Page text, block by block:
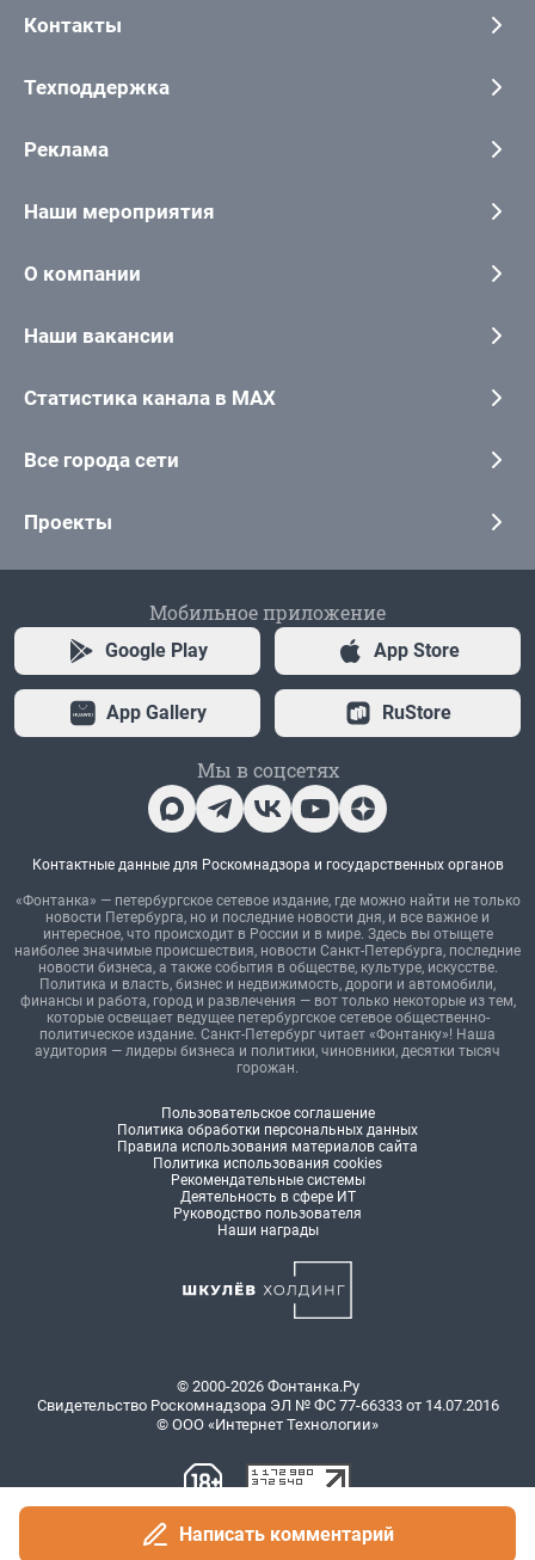
Контакты
Техподдержка
Реклама
Наши мероприятия
О компании
Наши вакансии
Статистика канала в MAX
Все города сети
Проекты
Мобильное приложение
Google Play App Store
App Gallery RuStore
Мы в соцсетях
Контактные данные для Роскомнадзора и государственных органов
«Фонтанка» — петербургское сетевое издание, где можно найти не только
новости Петербурга, но и последние новости дня, и все важное и
интересное, что происходит в России и в мире. Здесь вы отыщете
наиболее значимые происшествия, новости Санкт-Петербурга, последние
новости бизнеса, а также события в обществе, культуре, искусстве.
Политика и власть, бизнес и недвижимость, дороги и автомобили,
финансы и работа, город и развлечения — вот только некоторые из тем,
которые освещает ведущее петербургское сетевое общественно-
политическое издание. Санкт-Петербург читает «Фонтанку»! Наша
аудитория — лидеры бизнеса и политики, чиновники, десятки тысяч
горожан.
Пользовательское соглашение
Политика обработки персональных данных
Правила использования материалов сайта
Политика использования cookies
Рекомендательные системы
Деятельность в сфере ИТ
Руководство пользователя
Наши награды
© 2000-2026 Фонтанка.Ру
Свидетельство Роскомнадзора ЭЛ № ФС 77-66333 от 14.07.2016
© ООО «Интернет Технологии»
Написать комментарий